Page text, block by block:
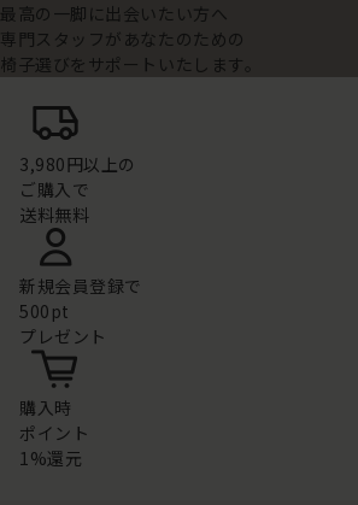
最高の一脚に出会いたい方へ
専門スタッフがあなたのための
椅子選びをサポートいたします。
3,980円以上の
ご購入で
送料無料
新規会員登録で
500pt
プレゼント
購入時
ポイント
1%還元